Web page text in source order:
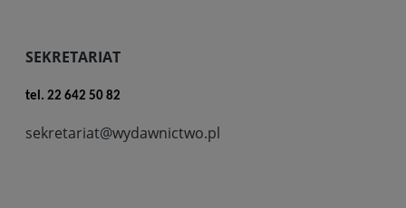
SEKRETARIAT
tel. 22 642 50 82
sekretariat@wydawnictwo.pl